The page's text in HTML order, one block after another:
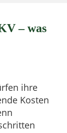
– was
ihre
Kosten